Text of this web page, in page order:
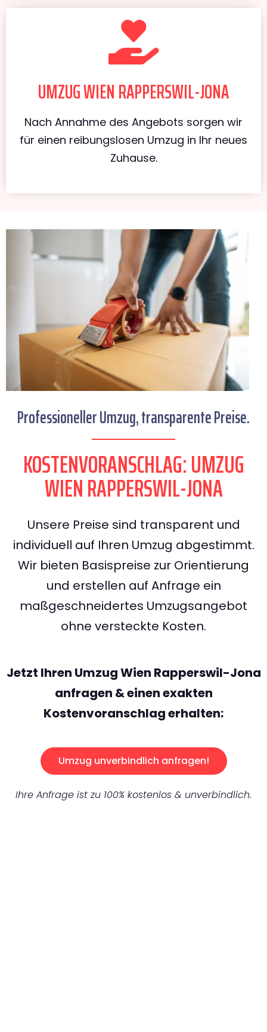
UMZUG WIEN RAPPERSWIL-JONA
Nach Annahme des Angebots sorgen wir
für einen reibungslosen Umzug in Ihr neues
Zuhause.
Professioneller Umzug, transparente Preise.
KOSTENVORANSCHLAG: UMZUG
WIEN RAPPERSWIL-JONA
Unsere Preise sind transparent und
individuell auf Ihren Umzug abgestimmt.
Wir bieten Basispreise zur Orientierung
und erstellen auf Anfrage ein
maßgeschneidertes Umzugsangebot
ohne versteckte Kosten.
Jetzt Ihren Umzug Wien Rapperswil-Jona
anfragen & einen exakten
Kostenvoranschlag erhalten:
Umzug unverbindlich anfragen!
Ihre Anfrage ist zu 100% kostenlos & unverbindlich.